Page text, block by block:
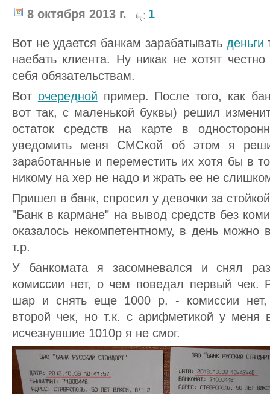
8 октября 2013 г. 1
Вот не удается банкам зарабатывать деньги
наебать клиента. Ну никак не хотят
себя обязательствам.
Вот очередной пример. После того, как
вот так, с маленькой буквы) решил
остаток средств на карте в
уведомить меня СМСкой об этом я
заработанные и переместить их хотя бы в
никому на хер не надо и жрать ее не
Пришел в банк, спросил у девочки за
"Банк в кармане" на вывод средств без
оказалось некомпетентному, в день
т.р.
У банкомата я засомневался и снял
комиссии нет, о чем поведал первый чек.
шар и снять еще 1000 р. - комиссии нет,
второй чек, но т.к. с арифметикой у меня
исчезнувшие 1010р я не смог.